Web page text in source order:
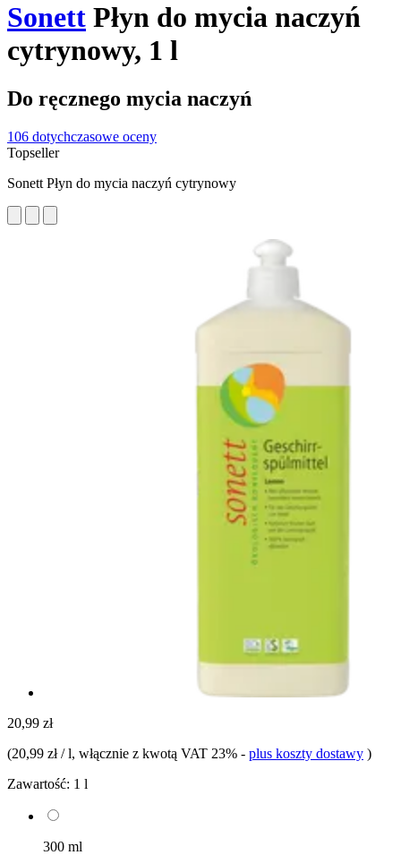
Sonett Płyn do mycia naczyń
cytrynowy, 1 l
Do ręcznego mycia naczyń
106 dotychczasowe oceny
Topseller
Sonett Płyn do mycia naczyń cytrynowy
20,99 zł
(20,99 zł / l, włącznie z kwotą VAT 23% - plus koszty dostawy )
Zawartość: 1 l
300 ml